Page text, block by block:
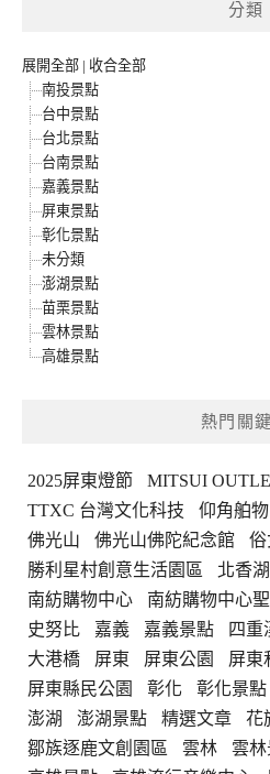
分類
展開全部 | 收合全部
南投景點
台中景點
台北景點
台南景點
嘉義景點
屏東景點
彰化景點
未分類
澎湖景點
苗栗景點
雲林景點
高雄景點
熱門關
2025屏東燈節
MITSUI
TTXC 台灣文化科技
仰角舶物
佛光山
佛光山佛陀紀念館
俗
勝利星村創意生活園區
北香
南紡購物中心
南紡購物中心
史努比
嘉義 嘉義景點 四重
大港橋
屏東 屏東公園 屏東
屏東縣民公園
彰化 彰化景點
澎湖
澎湖景點 精選文章 花
鄒族逐鹿文創園區
雲林 雲